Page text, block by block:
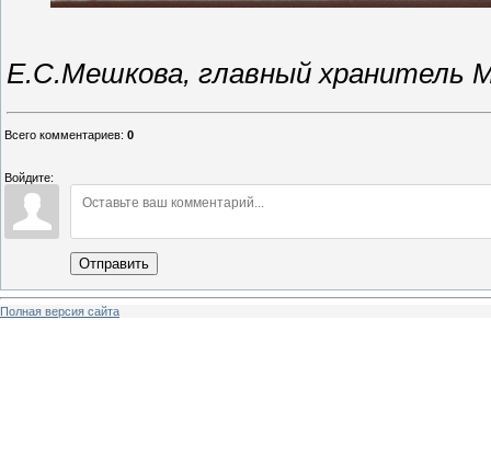
Е.С.Мешкова, главный хранитель
Всего комментариев: 0
Войдите:
Отправить
Полная версия сайта